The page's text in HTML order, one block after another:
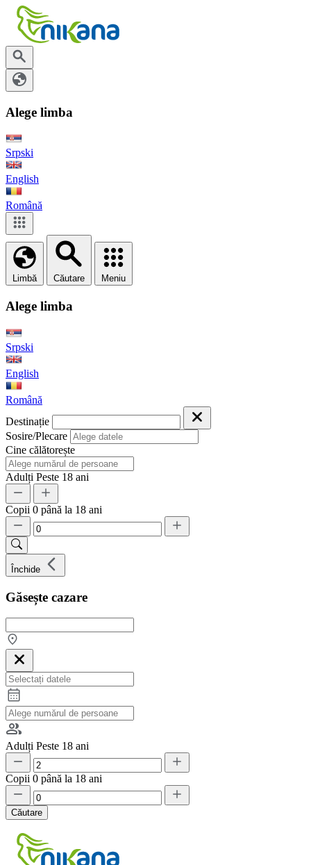
Alege limba
Srpski
English
Română
Limbă Căutare Meniu
Alege limba
Srpski
English
Română
Destinație
Sosire/Plecare
Cine călătorește
Adulți Peste 18 ani
Copii 0 până la 18 ani
Închide
Găsește cazare
Adulți Peste 18 ani
Copii 0 până la 18 ani
Căutare